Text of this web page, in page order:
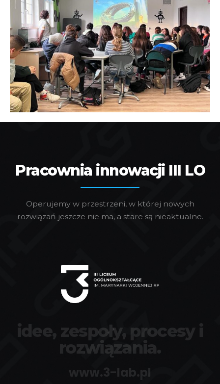
Pracownia innowacji III LO
Operujemy w przestrzeni, w której nowych
rozwiązań jeszcze nie ma, a stare są nieaktualne.
idee, zespoły, procesy i
rozwiązania.
www.3-lab.pl